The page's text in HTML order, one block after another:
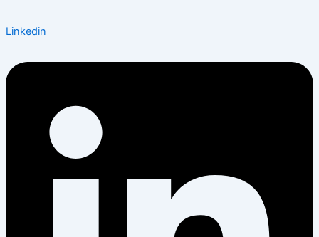
Linkedin